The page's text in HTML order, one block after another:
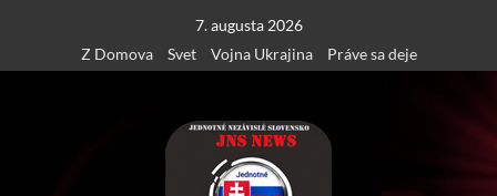
content
7. augusta 2026
Z Domova
Svet Vojna Ukrajina Práve sa deje